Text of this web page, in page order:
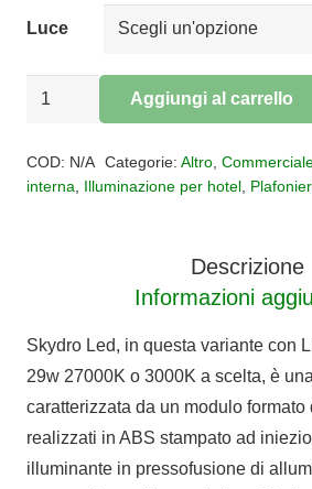
Luce
PLAFONIERA
SKYDRO
Aggiungi al carrello
COD: N/A Categorie: Altro,
interna, Illuminazione per hotel,
Descrizione
Informazioni
Skydro Led, in questa variante con
29w 27000K o 3000K a scelta, è
caratterizzata da un modulo formato
realizzati in ABS stampato ad
illuminante in pressofusione di